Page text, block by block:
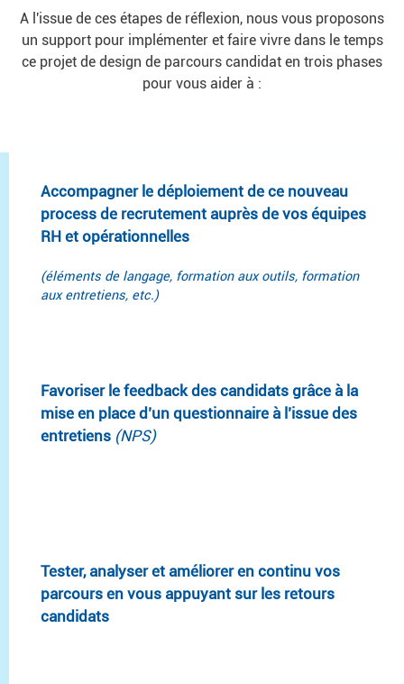
A l'issue de ces étapes de réflexion, nous vous proposons
un support pour implémenter et faire vivre dans le temps
ce projet de design de parcours candidat en trois phases
pour vous aider à :
Accompagner le déploiement de ce nouveau
process de recrutement auprès de vos équipes
RH et opérationnelles
(éléments de langage, formation aux outils, formation
aux entretiens, etc.)
Favoriser le feedback des candidats grâce à la
mise en place d’un questionnaire à l’issue des
entretiens (NPS)
Tester, analyser et améliorer en continu vos
parcours en vous appuyant sur les retours
candidats